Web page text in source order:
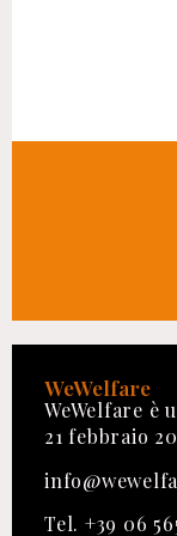
WeWelfare
WeWelfare è
21 febbraio
Tel. +39 06